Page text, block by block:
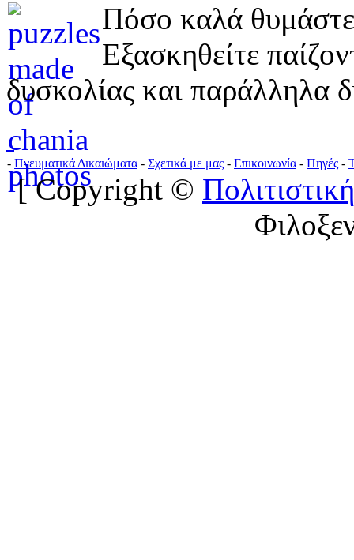
Πόσο καλά
Εξασκηθείτε
δυσκολίας και παράλληλα
- Πνευματικά Δικαιώματα - Σχετικά με μας - Επικοινωνία - Πηγές -
[ Copyright ©